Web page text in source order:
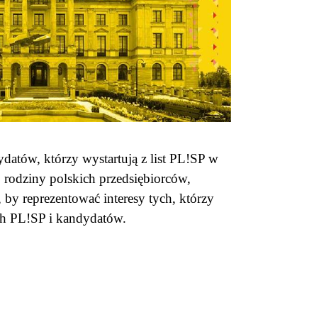
którzy wystartują z list PL!SP w
rodziny polskich przedsiębiorców,
by reprezentować interesy tych, którzy
PL!SP i kandydatów.